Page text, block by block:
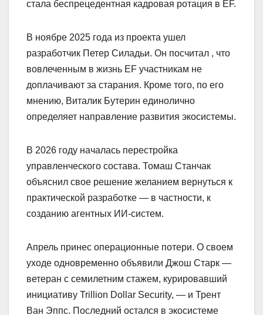
стала беспрецедентная кадровая ротация в EF.
В ноябре 2025 года из проекта ушел
разработчик Петер Силадьи. Он посчитал , что
вовлеченным в жизнь EF участникам не
доплачивают за старания. Кроме того, по его
мнению, Виталик Бутерин единолично
определяет направление развития экосистемы.
В 2026 году началась перестройка
управленческого состава. Томаш Станчак
объяснил свое решение желанием вернуться к
практической разработке — в частности, к
созданию агентных ИИ-систем.
Апрель принес операционные потери. О своем
уходе одновременно объявили Джош Старк —
ветеран с семилетним стажем, курировавший
инициативу Trillion Dollar Security, — и Трент
Ван Эппс. Последний остался в экосистеме